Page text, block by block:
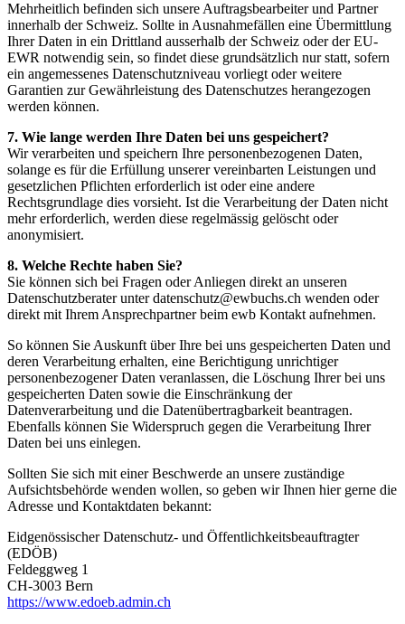
Mehrheitlich befinden sich unsere Auftragsbearbeiter und Partner
innerhalb der Schweiz. Sollte in Ausnahmefällen eine Übermittlung
Ihrer Daten in ein Drittland ausserhalb der Schweiz oder der EU-
EWR notwendig sein, so findet diese grundsätzlich nur statt, sofern
ein angemessenes Datenschutzniveau vorliegt oder weitere
Garantien zur Gewährleistung des Datenschutzes herangezogen
werden können.
7. Wie lange werden Ihre Daten bei uns gespeichert?
Wir verarbeiten und speichern Ihre personenbezogenen Daten,
solange es für die Erfüllung unserer vereinbarten Leistungen und
gesetzlichen Pflichten erforderlich ist oder eine andere
Rechtsgrundlage dies vorsieht. Ist die Verarbeitung der Daten nicht
mehr erforderlich, werden diese regelmässig gelöscht oder
anonymisiert.
8. Welche Rechte haben Sie?
Sie können sich bei Fragen oder Anliegen direkt an unseren
Datenschutzberater unter datenschutz@ewbuchs.ch wenden oder
direkt mit Ihrem Ansprechpartner beim ewb Kontakt aufnehmen.
So können Sie Auskunft über Ihre bei uns gespeicherten Daten und
deren Verarbeitung erhalten, eine Berichtigung unrichtiger
personenbezogener Daten veranlassen, die Löschung Ihrer bei uns
gespeicherten Daten sowie die Einschränkung der
Datenverarbeitung und die Datenübertragbarkeit beantragen.
Ebenfalls können Sie Widerspruch gegen die Verarbeitung Ihrer
Daten bei uns einlegen.
Sollten Sie sich mit einer Beschwerde an unsere zuständige
Aufsichtsbehörde wenden wollen, so geben wir Ihnen hier gerne die
Adresse und Kontaktdaten bekannt:
Eidgenössischer Datenschutz- und Öffentlichkeitsbeauftragter
(EDÖB)
Feldeggweg 1
CH-3003 Bern
https://www.edoeb.admin.ch